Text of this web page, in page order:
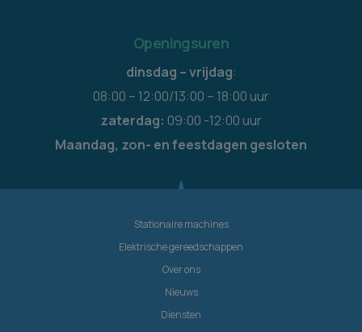
Openingsuren
dinsdag – vrijdag:
08:00 – 12:00/13:00 – 18:00 uur
zaterdag: 09:00 -12:00 uur
Maandag, zon- en feestdagen gesloten
Stationaire machines
Elektrische gereedschappen
Over ons
Nieuws
Diensten